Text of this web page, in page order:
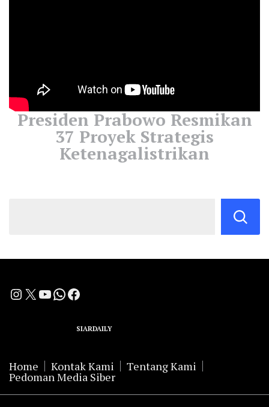
Presiden Prabowo Resmikan
37 Proyek Strategis
Ketenagalistrikan
Instagram
X YouTube
WhatsApp
Facebook
SIARDAILY
Home Kontak Kami Tentang Kami
Pedoman Media Siber